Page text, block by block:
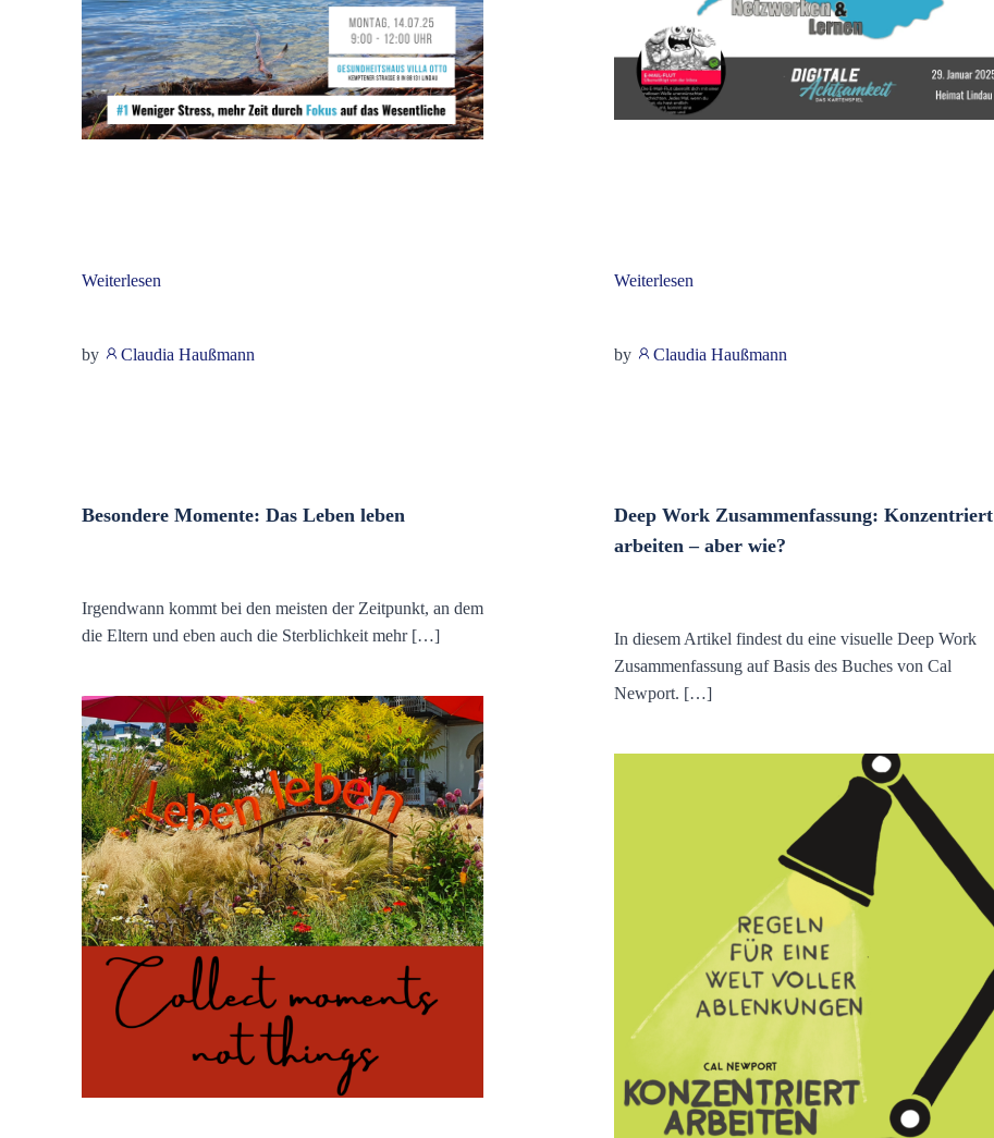
Weiterlesen
by Claudia Haußmann
Weiterlesen
by Claudia Haußmann
Besondere Momente: Das Leben leben
Irgendwann kommt bei den meisten der Zeitpunkt, an dem
die Eltern und eben auch die Sterblichkeit mehr […]
Deep Work Zusammenfassung: Konzentriert
arbeiten – aber wie?
In diesem Artikel findest du eine visuelle Deep Work
Zusammenfassung auf Basis des Buches von Cal
Newport. […]